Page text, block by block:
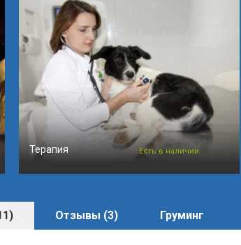
Терапия Есть в наличии
Отзывы (3) Груминг